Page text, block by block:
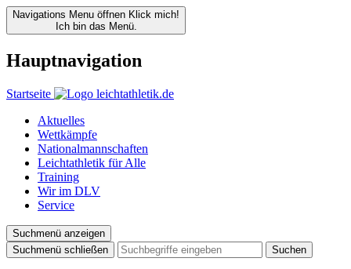
Navigations Menu öffnen Klick mich!
Ich bin das Menü.
Hauptnavigation
Startseite
Aktuelles
Wettkämpfe
Nationalmannschaften
Leichtathletik für Alle
Training
Wir im DLV
Service
Suchmenü anzeigen
Suchmenü schließen
Suchen